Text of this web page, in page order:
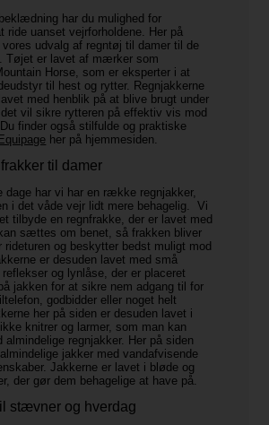
har du mulighed for
ride uanset vejrforholdene. Her på
vores udvalg af regntøj til damer til de
Tøjet er lavet af mærker som
Horse, som er eksperter i at
til hest og rytter. Regnjakkerne
med henblik på at blive brugt under
vil sikre rytteren på effektiv vis mod
finder også stilfulde og praktiske
Equipage her på hjemmesiden.
til damer
dage har vi har en række regnjakker,
i det våde vejr lidt mere behagelig. Vi
tilbyde en regnfrakke, der er lavet med
sættes om benet, så frakken bliver
rideturen og beskytter bedst muligt mod
er desuden lavet med små
og lynlåse, der er placeret
jakken for at sikre nem adgang til for
godbidder eller noget helt
her på siden er desuden lavet i
knitrer og larmer, som man kan
almindelige regnjakker. Her på siden
jakker med vandafvisende
Jakkerne er lavet i bløde og
der gør dem behagelige at have på.
stævner og hverdag